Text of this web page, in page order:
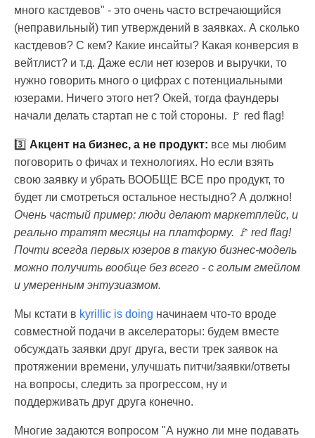
много кастдевов" - это очень часто встречающийся
(неправильный) тип утверждений в заявках. А сколько
кастдевов? С кем? Какие инсайты? Какая конверсия в
вейтлист? и т.д. Даже если нет юзеров и выручки, то
нужно говорить много о цифрах с потенциальными
юзерами. Ничего этого нет? Окей, тогда фаундеры
начали делать стартап не с той стороны. 🚩 red flag!
3️⃣ Акцент на бизнес, а не продукт: все мы любим
поговорить о фичах и технологиях. Но если взять
свою заявку и убрать ВООБЩЕ ВСЕ про продукт, то
будет ли смотреться остальное нестыдно? А должно!
Очень частый пример: люди делают маркетплейс, и
реально тратят месяцы на платформу. 🚩 red flag!
Почти всегда первых юзеров в такую бизнес-модель
можно получить вообще без всего - с голым гмейлом
и умеренным энтузиазмом.
Мы кстати в kyrillic is doing начинаем что-то вроде
совместной подачи в акселераторы: будем вместе
обсуждать заявки друг друга, вести трек заявок на
протяжении времени, улучшать питчи/заявки/ответы
на вопросы, следить за прогрессом, ну и
поддерживать друг друга конечно.
Многие задаются вопросом "А нужно ли мне подавать